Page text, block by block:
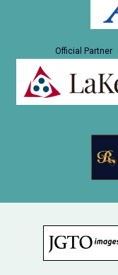
Official Partner